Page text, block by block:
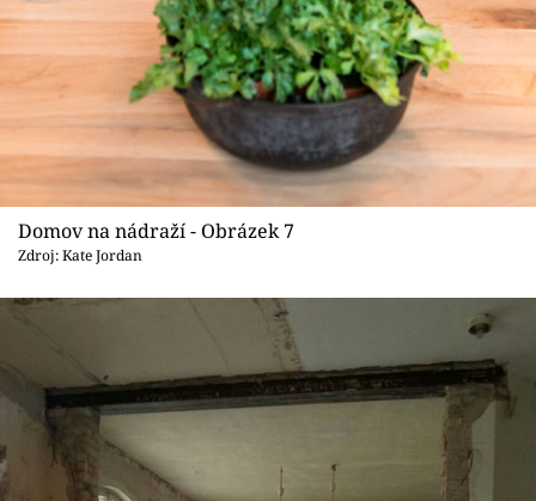
Domov na nádraží - Obrázek 7
Zdroj: Kate Jordan